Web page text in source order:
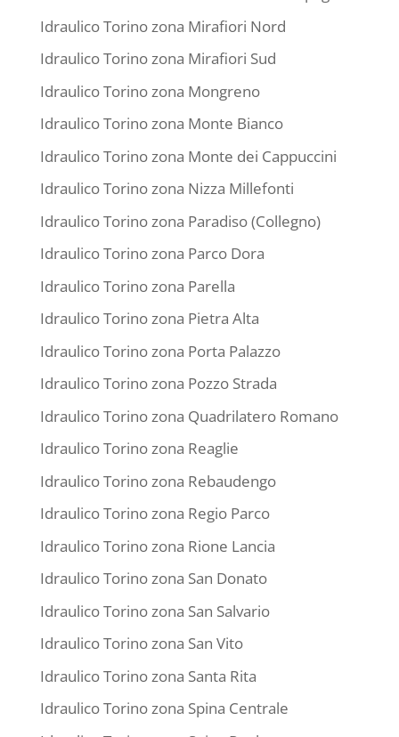
Idraulico Torino zona Mirafiori Nord
Idraulico Torino zona Mirafiori Sud
Idraulico Torino zona Mongreno
Idraulico Torino zona Monte Bianco
Idraulico Torino zona Monte dei Cappuccini
Idraulico Torino zona Nizza Millefonti
Idraulico Torino zona Paradiso (Collegno)
Idraulico Torino zona Parco Dora
Idraulico Torino zona Parella
Idraulico Torino zona Pietra Alta
Idraulico Torino zona Porta Palazzo
Idraulico Torino zona Pozzo Strada
Idraulico Torino zona Quadrilatero Romano
Idraulico Torino zona Reaglie
Idraulico Torino zona Rebaudengo
Idraulico Torino zona Regio Parco
Idraulico Torino zona Rione Lancia
Idraulico Torino zona San Donato
Idraulico Torino zona San Salvario
Idraulico Torino zona San Vito
Idraulico Torino zona Santa Rita
Idraulico Torino zona Spina Centrale